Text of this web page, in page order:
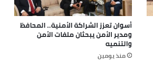
أسوان تعزز الشراكة الأمنية.. المحافظ
ومدير الأمن يبحثان ملفات الأمن
والتنميه
منذ يومين